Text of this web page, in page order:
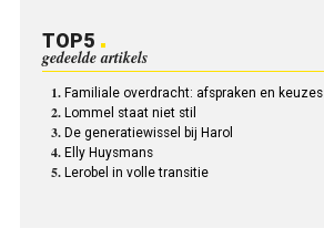
TOP5
gedeelde artikels
Familiale overdracht: afspraken en keuzes
Lommel staat niet stil
De generatiewissel bij Harol
Elly Huysmans
Lerobel in volle transitie